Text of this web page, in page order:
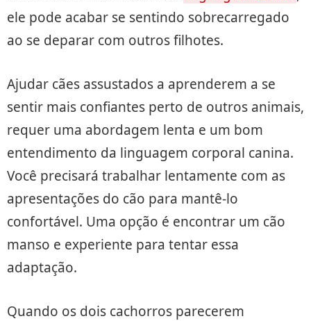
ele pode acabar se sentindo sobrecarregado
ao se deparar com outros filhotes.
Ajudar cães assustados a aprenderem a se
sentir mais confiantes perto de outros animais,
requer uma abordagem lenta e um bom
entendimento da linguagem corporal canina.
Você precisará trabalhar lentamente com as
apresentações do cão para mantê-lo
confortável. Uma opção é encontrar um cão
manso e experiente para tentar essa
adaptação.
Quando os dois cachorros parecerem